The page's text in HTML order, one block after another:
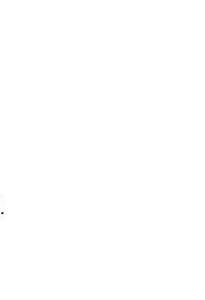
.